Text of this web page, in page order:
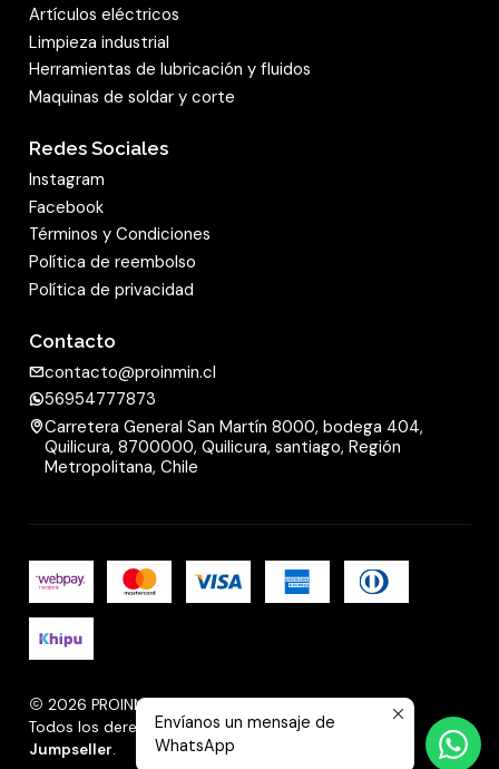
Artículos eléctricos
Limpieza industrial
Herramientas de lubricación y fluidos
Maquinas de soldar y corte
Redes Sociales
Instagram
Facebook
Términos y Condiciones
Política de reembolso
Política de privacidad
Contacto
contacto@proinmin.cl
56954777873
Carretera General San Martín 8000, bodega 404,
Quilicura, 8700000, Quilicura, santiago, Región
Metropolitana, Chile
2026 PROINMIN.
Todos los derechos reservados.Desarrollado por
Jumpseller.
Envíanos un mensaje de
WhatsApp